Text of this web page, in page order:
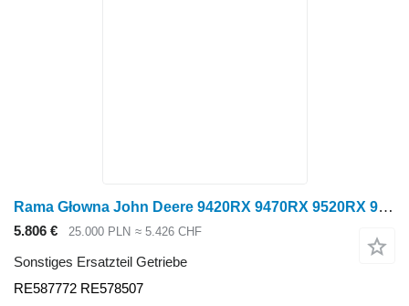
Rama Głowna John Deere 9420RX 9470RX 9520RX 9620RX Rama Głowna RE587772 RE578507 für John Deere 9420RX, 9470RX, 9520RX ,9620RX Raupentraktor
5.806 € 25.000 PLN ≈ 5.426 CHF
Sonstiges Ersatzteil Getriebe
RE587772 RE578507